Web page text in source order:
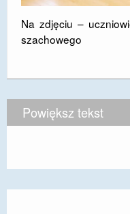
Na zdjęciu –
szachowego
Powiększ tekst